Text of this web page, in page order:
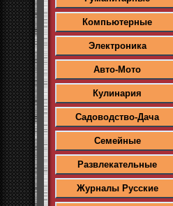
Компьютерные
Электроника
Авто-Мото
Кулинария
Садоводство-Дача
Семейные
Развлекательные
Журналы Русские